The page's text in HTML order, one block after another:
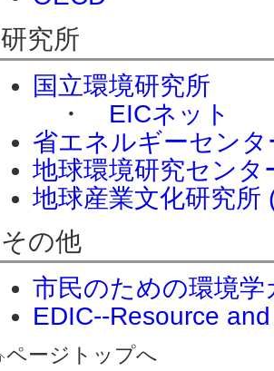
研究所
国立環境研究所
・ EICネット
省エネルギーセンタ
地球環境研究センタ
地球産業文化研究所
その他
市民のための環境学
EDIC--Resource
ページトップへ